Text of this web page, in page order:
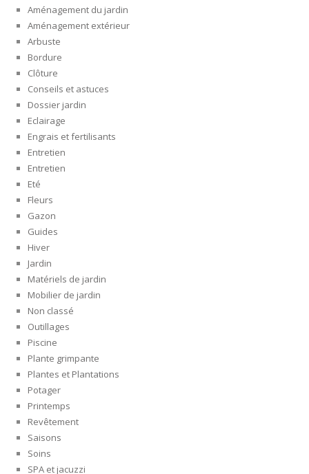
Aménagement du jardin
Aménagement extérieur
Arbuste
Bordure
Clôture
Conseils et astuces
Dossier jardin
Eclairage
Engrais et fertilisants
Entretien
Entretien
Eté
Fleurs
Gazon
Guides
Hiver
Jardin
Matériels de jardin
Mobilier de jardin
Non classé
Outillages
Piscine
Plante grimpante
Plantes et Plantations
Potager
Printemps
Revêtement
Saisons
Soins
SPA et jacuzzi